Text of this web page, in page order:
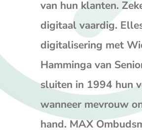
van hun klanten.
digitaal vaardig.
digitalisering met
Hamminga van
sluiten in 1994 hun
wanneer mevrouw
hand. MAX